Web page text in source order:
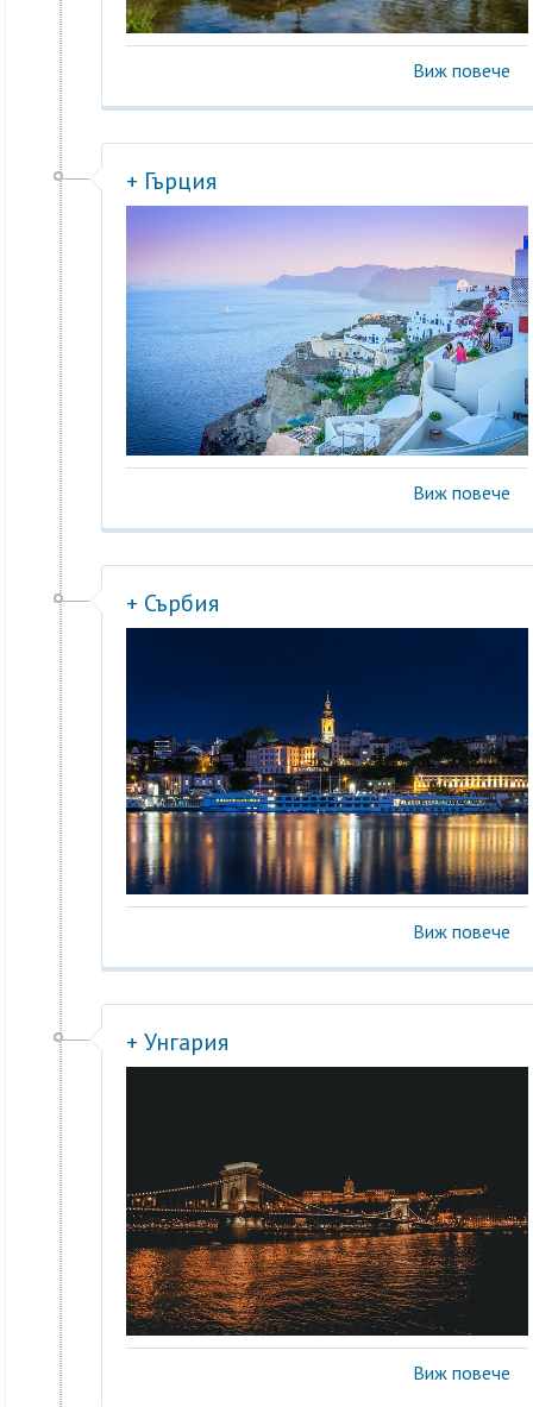
Виж повече
+ Гърция
Виж повече
+ Сърбия
Виж повече
+ Унгария
Виж повече